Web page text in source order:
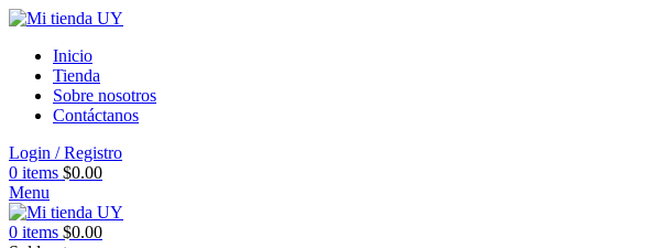
Inicio
Tienda
Sobre nosotros
Contáctanos
Login / Registro
0 items $0.00
Menu
0 items $0.00